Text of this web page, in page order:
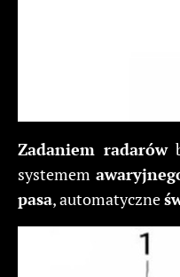
Zadaniem radarów
systemem
pasa, automatyczne